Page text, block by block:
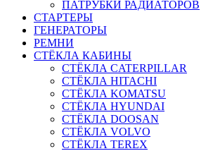
ПАТРУБКИ РАДИАТОРОВ
СТАРТЕРЫ
ГЕНЕРАТОРЫ
РЕМНИ
СТЁКЛА КАБИНЫ
СТЁКЛА CATERPILLAR
СТЁКЛА HITACHI
СТЁКЛА KOMATSU
СТЁКЛА HYUNDAI
СТЁКЛА DOOSAN
СТЁКЛА VOLVO
СТЁКЛА TEREX